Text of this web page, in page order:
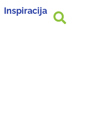
Inspiracija